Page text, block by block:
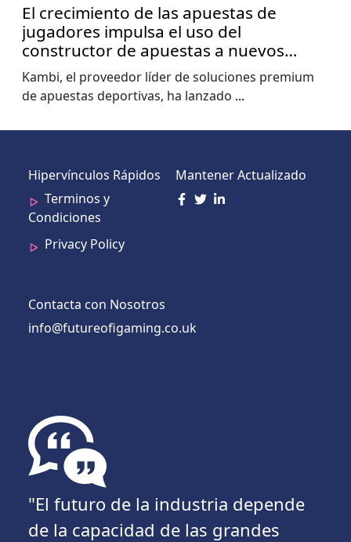
El crecimiento de las apuestas de
jugadores impulsa el uso del
constructor de apuestas a nuevos
niveles, muestra el informe de la Copa
del Mundo de Kambi
Kambi, el proveedor líder de soluciones premium
de apuestas deportivas, ha lanzado ...
Hipervínculos Rápidos
Terminos y
Condiciones
Privacy Policy
Mantener Actualizado
Contacta con Nosotros
info@futureofigaming.co.uk
"El futuro de la industria depende
de la capacidad de las grandes